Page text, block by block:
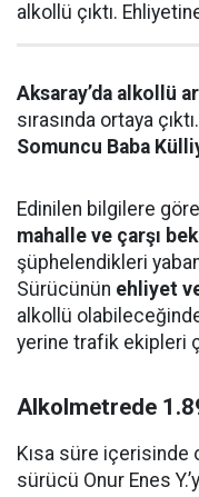
alkollü çıktı.
Aksaray’da alkollü
sırasında ortaya
Somuncu Baba
Edinilen bilgilere
mahalle ve çarşı
şüphelendikleri
Sürücünün ehliyet
alkollü
yerine trafik ekipleri
Alkolmetrede
Kısa süre içerisinde
sürücü Onur Enes